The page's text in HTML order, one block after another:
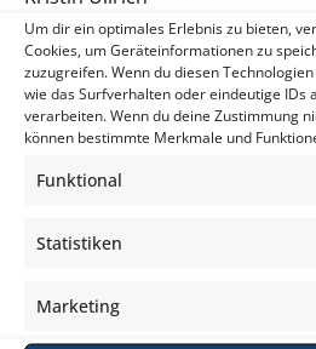
Um dir ein optimales Erlebnis zu bieten,
Cookies, um Geräteinformationen zu
zuzugreifen. Wenn du diesen
wie das Surfverhalten oder eindeutige IDs
verarbeiten. Wenn du deine Zustimmung
können bestimmte Merkmale und
Funktional
Statistiken
Marketing